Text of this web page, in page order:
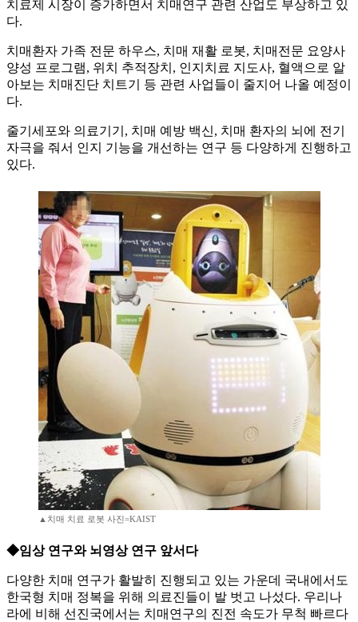
치료제 시장이 증가하면서 치매연구 관련 산업도 부상하고 있
다.
치매환자 가족 전문 하우스, 치매 재활 로봇, 치매전문 요양사
양성 프로그램, 위치 추적장치, 인지치료 지도사, 혈액으로 알
아보는 치매진단 치트기 등 관련 사업들이 줄지어 나올 예정이
다.
줄기세포와 의료기기, 치매 예방 백신, 치매 환자의 뇌에 전기
자극을 줘서 인지 기능을 개선하는 연구 등 다양하게 진행하고
있다.
▲치매 치료 로봇 사진=KAIST
◆임상 연구와 뇌영상 연구 앞서다
다양한 치매 연구가 활발히 진행되고 있는 가운데 국내에서도
한국형 치매 정복을 위해 의료진들이 발 벗고 나섰다. 우리나
라에 비해 선진국에서는 치매연구의 진전 속도가 무척 빠르다